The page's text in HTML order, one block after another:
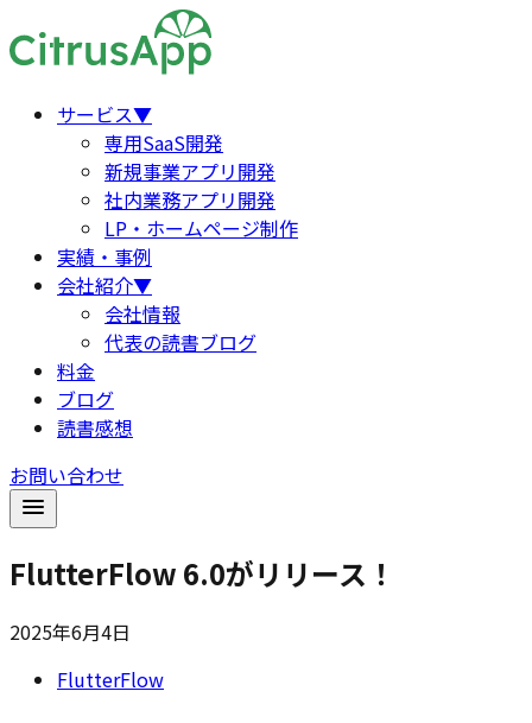
サービス▼
専用SaaS開発
新規事業アプリ開発
社内業務アプリ開発
LP・ホームページ制作
実績・事例
会社紹介▼
会社情報
代表の読書ブログ
料金
ブログ
読書感想
お問い合わせ
FlutterFlow 6.0がリリース！
2025年6月4日
FlutterFlow